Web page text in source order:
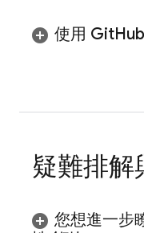
使用 Git
疑難排解
您想進一步